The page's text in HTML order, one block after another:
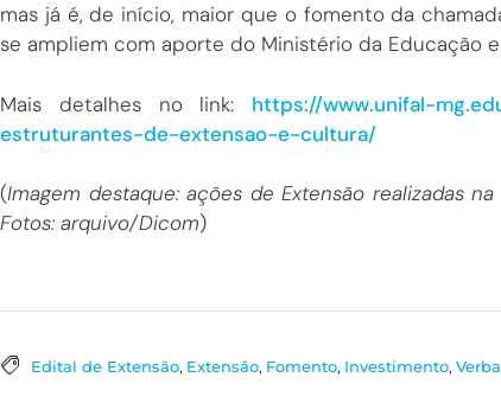
mas já é, de início, maior que o fomento da
se ampliem com aporte do Ministério da Educação
Mais detalhes no link: https://www.unifal-
estruturantes-de-extensao-e-cultura/
(Imagem destaque: ações de Extensão realizadas
Fotos: arquivo/Dicom)
Edital de Extensão, Extensão, Fomento, Investimento, Verba